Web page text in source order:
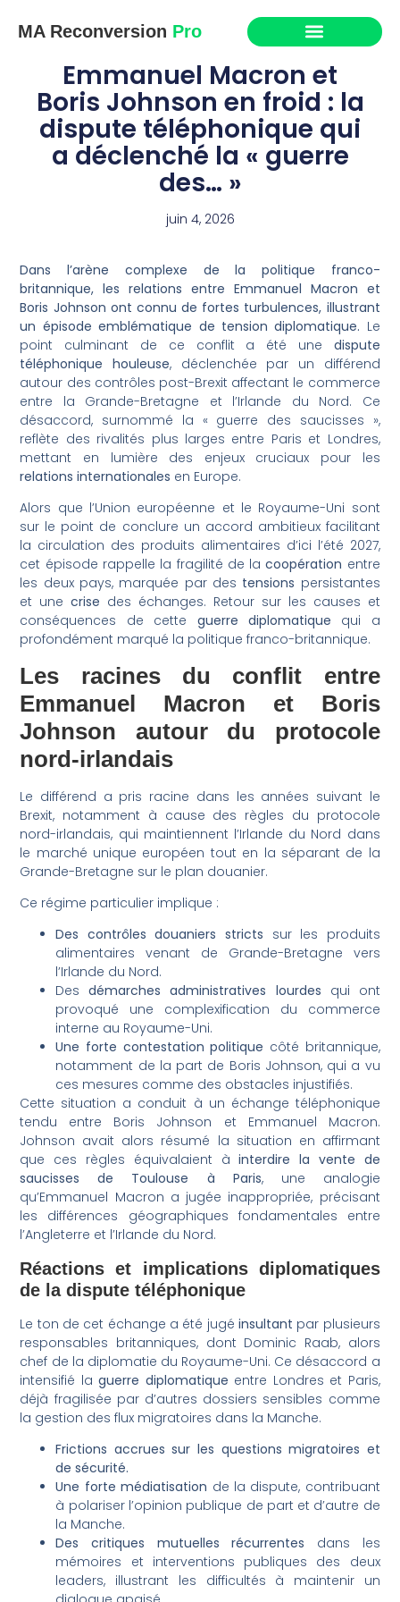
MA Reconversion Pro
Emmanuel Macron et
Boris Johnson en froid : la
dispute téléphonique qui
a déclenché la « guerre
des… »
juin 4, 2026
Dans l’arène complexe de la politique franco-
britannique, les relations entre Emmanuel Macron et
Boris Johnson ont connu de fortes turbulences, illustrant
un épisode emblématique de tension diplomatique. Le
point culminant de ce conflit a été une dispute
téléphonique houleuse, déclenchée par un différend
autour des contrôles post-Brexit affectant le commerce
entre la Grande-Bretagne et l’Irlande du Nord. Ce
désaccord, surnommé la « guerre des saucisses »,
reflète des rivalités plus larges entre Paris et Londres,
mettant en lumière des enjeux cruciaux pour les
relations internationales en Europe.
Alors que l’Union européenne et le Royaume-Uni sont
sur le point de conclure un accord ambitieux facilitant
la circulation des produits alimentaires d’ici l’été 2027,
cet épisode rappelle la fragilité de lacoopération entre
les deux pays, marquée par des tensions persistantes
et unecrise des échanges. Retour sur les causes et
conséquences de cette guerre diplomatique qui a
profondément marqué la politique franco-britannique.
Les racines du conflit entre
Emmanuel Macron et Boris
Johnson autour du protocole
nord-irlandais
Le différend a pris racine dans les années suivant le
Brexit, notamment à cause des règles du protocole
nord-irlandais, qui maintiennent l’Irlande du Nord dans
le marché unique européen tout en la séparant de la
Grande-Bretagne sur le plan douanier.
Ce régime particulier implique :
Des contrôles douaniers stricts sur les produits
alimentaires venant de Grande-Bretagne vers
l’Irlande du Nord.
Desdémarches administratives lourdes qui ont
provoqué une complexification du commerce
interne au Royaume-Uni.
Une forte contestation politique côté britannique,
notamment de la part de Boris Johnson, qui a vu
ces mesures comme des obstacles injustifiés.
Cette situation a conduit à un échange téléphonique
tendu entre Boris Johnson et Emmanuel Macron.
Johnson avait alors résumé la situation en affirmant
que ces règles équivalaient àinterdire la vente de
saucisses de Toulouse à Paris, une analogie
qu’Emmanuel Macron a jugée inappropriée, précisant
les différences géographiques fondamentales entre
l’Angleterre et l’Irlande du Nord.
Réactions et implications diplomatiques
de la dispute téléphonique
Le ton de cet échange a été jugé insultant par plusieurs
responsables britanniques, dont Dominic Raab, alors
chef de la diplomatie du Royaume-Uni. Ce désaccord a
intensifié laguerre diplomatique entre Londres et Paris,
déjà fragilisée par d’autres dossiers sensibles comme
la gestion des flux migratoires dans la Manche.
Frictions accrues sur les questions migratoires et
de sécurité.
Une forte médiatisation de la dispute, contribuant
à polariser l’opinion publique de part et d’autre de
la Manche.
Des critiques mutuelles récurrentes dans les
mémoires et interventions publiques des deux
leaders, illustrant les difficultés à maintenir un